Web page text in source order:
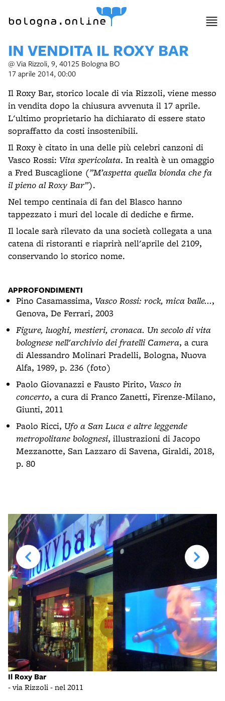
bologna.online
IN VENDITA IL ROXY BAR
@ Via Rizzoli, 9, 40125 Bologna BO
17 aprile 2014, 00:00
Il Roxy Bar, storico locale di via Rizzoli, viene messo
in vendita dopo la chiusura avvenuta il 17 aprile.
L'ultimo proprietario ha dichiarato di essere stato
sopraffatto da costi insostenibili.
Il Roxy è citato in una delle più celebri canzoni di
Vasco Rossi: Vita spericolata. In realtà è un omaggio
a Fred Buscaglione (”M’aspetta quella bionda che fa
il pieno al Roxy Bar”).
Nel tempo centinaia di fan del Blasco hanno
tappezzato i muri del locale di dediche e firme.
Il locale sarà rilevato da una società collegata a una
catena di ristoranti e riaprirà nell'aprile del 2109,
conservando lo storico nome.
APPROFONDIMENTI
Pino Casamassima, Vasco Rossi: rock, mica balle...,
Genova, De Ferrari, 2003
Figure, luoghi, mestieri, cronaca. Un secolo di vita
bolognese nell'archivio dei fratelli Camera, a cura
di Alessandro Molinari Pradelli, Bologna, Nuova
Alfa, 1989, p. 236 (foto)
Paolo Giovanazzi e Fausto Pirito, Vasco in
concerto, a cura di Franco Zanetti, Firenze-Milano,
Giunti, 2011
Paolo Ricci, Ufo a San Luca e altre leggende
metropolitane bolognesi, illustrazioni di Jacopo
Mezzanotte, San Lazzaro di Savena, Giraldi, 2018,
p. 80
Il Roxy Bar
- via Rizzoli - nel 2011